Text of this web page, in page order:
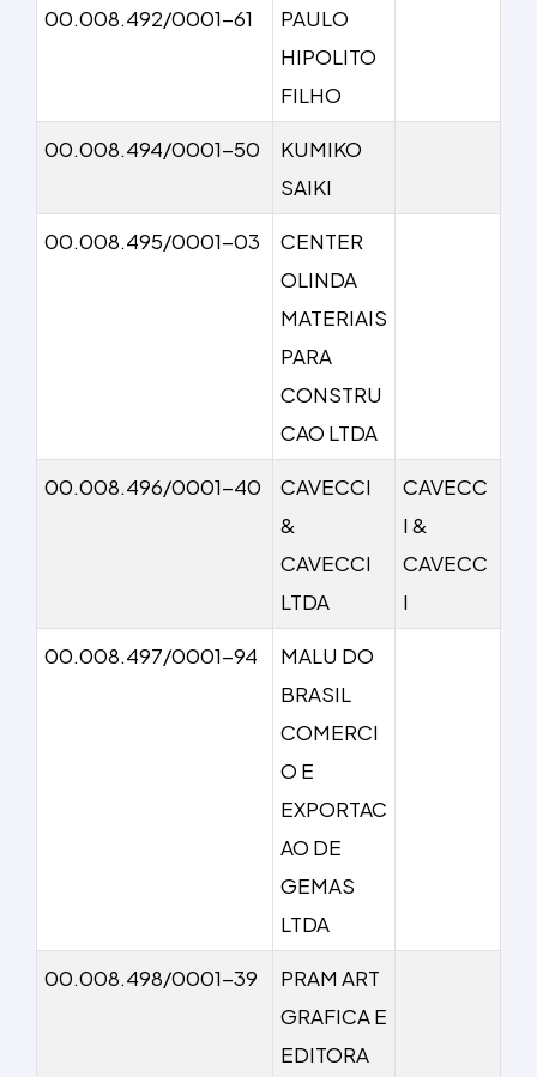
00.008.492/0001-61
PAULO
HIPOLITO
FILHO
00.008.494/0001-50
KUMIKO
SAIKI
00.008.495/0001-03
CENTER
OLINDA
MATERIAIS
PARA
CONSTRU
CAO LTDA
00.008.496/0001-40
CAVECCI
&
CAVECCI
LTDA
CAVECC
I &
CAVECC
I
00.008.497/0001-94
MALU DO
BRASIL
COMERCI
O E
EXPORTAC
AO DE
GEMAS
LTDA
00.008.498/0001-39
PRAM ART
GRAFICA E
EDITORA